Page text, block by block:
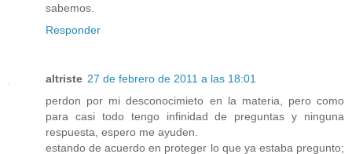
sabemos.
Responder
altriste 27 de febrero de 2011 a las 18:01
perdon por mi desconocimieto en la materia, pero como
para casi todo tengo infinidad de preguntas y ninguna
respuesta, espero me ayuden.
estando de acuerdo en proteger lo que ya estaba pregunto;